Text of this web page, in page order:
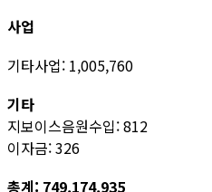
사업
기타사업: 1,005,760
기타
지보이스음원수입: 812
이자금: 326
총계: 749,174,935